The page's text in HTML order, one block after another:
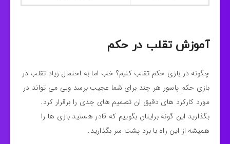
آموزش تقلب در حکم
چگونه در بازی حکم تقلب کنیم؟ خب اما به احتمال زیاد تقلب در
بازی حکم پاسور هر چند برای شما عجیب برسد ولی می تواند در
مورد کارکرد های دقیق ان تصمیم های جدی را برقرار کرد.
بگذارید این گونه برایتان بگوییم که قادر هستید بازی ها را
همیشه از این راه با برد پشت سر بگذارید.